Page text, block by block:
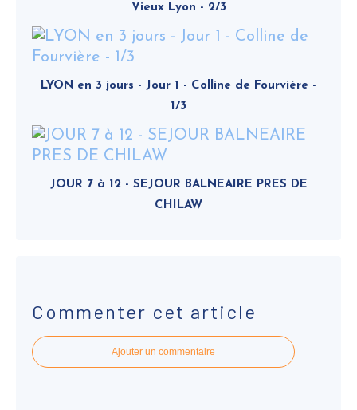
Vieux Lyon - 2/3
LYON en 3 jours - Jour 1 - Colline de Fourvière -
1/3
JOUR 7 à 12 - SEJOUR BALNEAIRE PRES DE
CHILAW
Commenter cet article
Ajouter un commentaire